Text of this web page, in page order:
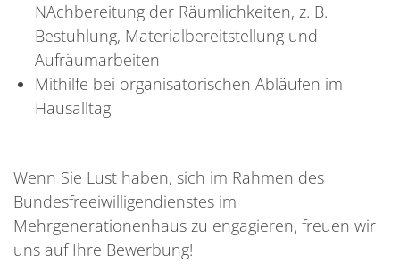
NAchbereitung der Räumlichkeiten, z. B.
Bestuhlung, Materialbereitstellung und
Aufräumarbeiten
Mithilfe bei organisatorischen Abläufen im
Hausalltag
Wenn Sie Lust haben, sich im Rahmen des
Bundesfreeiwilligendienstes im
Mehrgenerationenhaus zu engagieren, freuen wir
uns auf Ihre Bewerbung!